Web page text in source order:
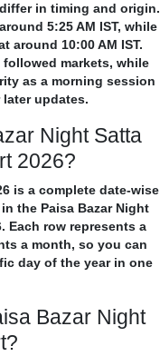
in timing and origin.
5:25 AM IST, while
around 10:00 AM IST.
markets, while
as a morning session
updates.
Night Satta
2026?
is a complete date-wise
the Paisa Bazar Night
Each row represents a
a month, so you can
day of the year in one
Bazar Night